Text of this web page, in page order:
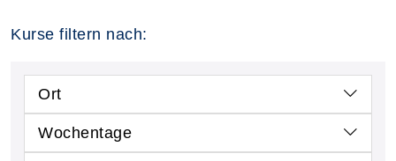
Kurse filtern nach:
Ort
Wochentage